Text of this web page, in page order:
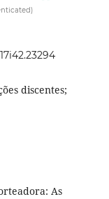
discentes;
As